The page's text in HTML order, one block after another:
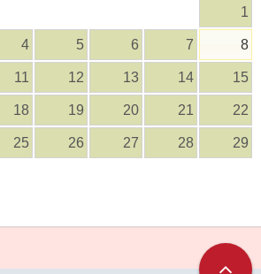
1
4 5 6 7 8
11 12 13 14 15
18 19 20 21 22
25 26 27 28 29